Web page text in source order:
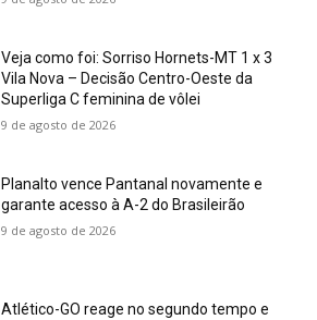
Veja como foi: Sorriso Hornets-MT 1 x 3
Vila Nova – Decisão Centro-Oeste da
Superliga C feminina de vôlei
9 de agosto de 2026
Planalto vence Pantanal novamente e
garante acesso à A-2 do Brasileirão
9 de agosto de 2026
Atlético-GO reage no segundo tempo e